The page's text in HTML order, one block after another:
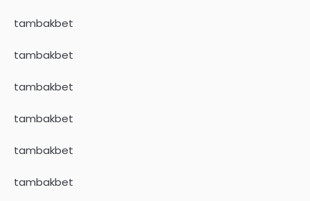
tambakbet
tambakbet
tambakbet
tambakbet
tambakbet
tambakbet